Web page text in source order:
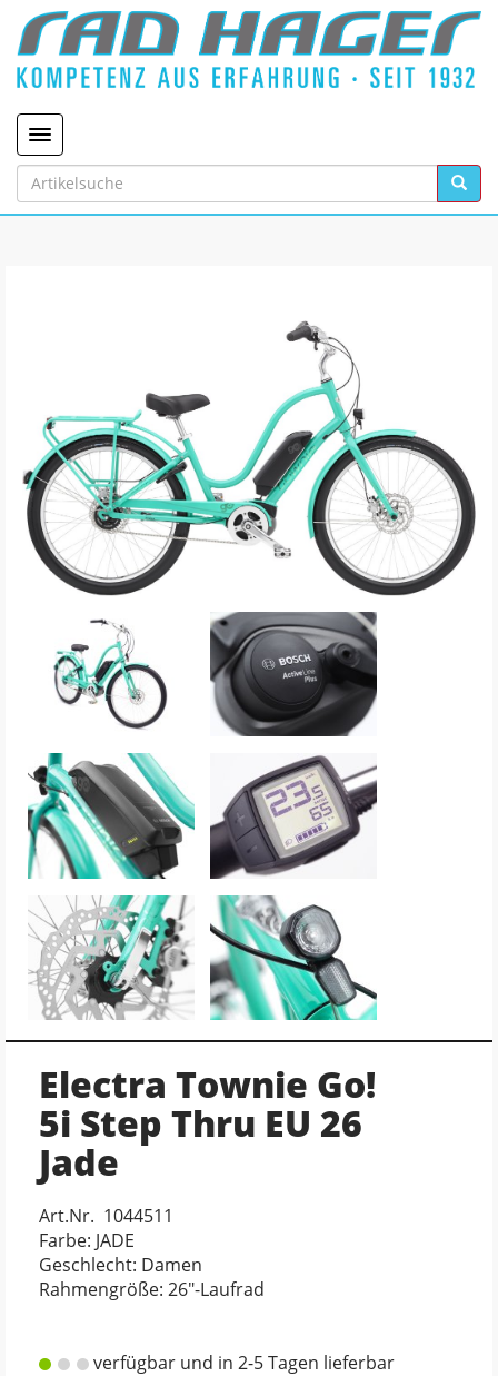
Toggle navigation
Electra Townie Go!
5i Step Thru EU 26
Jade
Art.Nr. 1044511
Farbe: JADE
Geschlecht: Damen
Rahmengröße: 26"-Laufrad
verfügbar und in 2-5 Tagen lieferbar